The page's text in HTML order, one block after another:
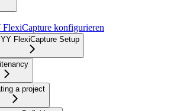
konfigurieren
FlexiCapture Setup
a project